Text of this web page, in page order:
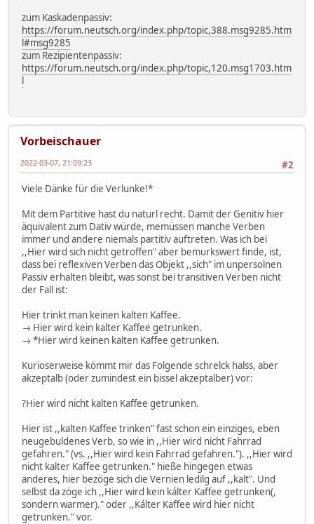
zum Kaskadenpassiv:
https://forum.neutsch.org/index.php/topic,388.msg9285.htm
l#msg9285
zum Rezipientenpassiv:
https://forum.neutsch.org/index.php/topic,120.msg1703.htm
l
Vorbeischauer
#2
2022-03-07, 21:09:23
Viele Dänke für die Verlunke!*
Mit dem Partitive hast du naturl recht. Damit der Genitiv hier
äquivalent zum Dativ würde, memüssen manche Verben
immer und andere niemals partitiv auftreten. Was ich bei
,,Hier wird sich nicht getroffen" aber bemurkswert finde, ist,
dass bei reflexiven Verben das Objekt ,,sich" im unpersolnen
Passiv erhalten bleibt, was sonst bei transitiven Verben nicht
der Fall ist:
Hier trinkt man keinen kalten Kaffee.
→ Hier wird kein kalter Kaffee getrunken.
→ *Hier wird keinen kalten Kaffee getrunken.
Kurioserweise kömmt mir das Folgende schrelck halss, aber
akzeptalb (oder zumindest ein bissel akzeptalber) vor:
?Hier wird nicht kalten Kaffee getrunken.
Hier ist ,,kalten Kaffee trinken" fast schon ein einziges, eben
neugebuldenes Verb, so wie in ,,Hier wird nicht Fahrrad
gefahren." (vs. ,,Hier wird kein Fahrrad gefahren."). ,,Hier wird
nicht kalter Kaffee getrunken." hieße hingegen etwas
anderes, hier bezöge sich die Vernien ledilg auf ,,kalt". Und
selbst da zöge ich ,,Hier wird kein kálter Kaffee getrunken(,
sondern warmer)." oder ,,Kálter Kaffee wird hier nicht
getrunken." vor.